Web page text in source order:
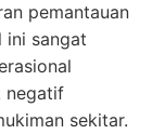
pemantauan
ini sangat
negatif
sekitar.